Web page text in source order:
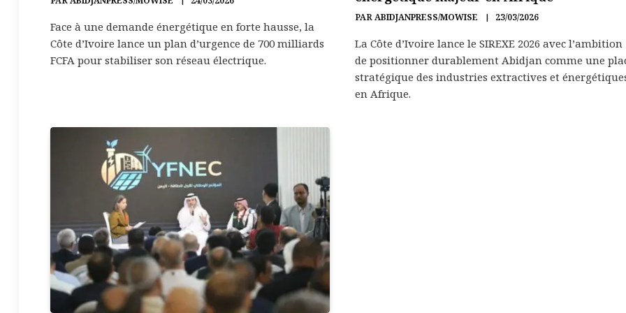
Face à une demande énergétique en forte hausse, la
Côte d’Ivoire lance un plan d’urgence de 700 milliards
FCFA pour stabiliser son réseau électrique.
PARABIDJANPRESS/MOWISE 23/03/2026
La Côte d’Ivoire lance le SIREXE 2026 avec l’ambition
de positionner durablement Abidjan comme une
stratégique des industries extractives et
en Afrique.